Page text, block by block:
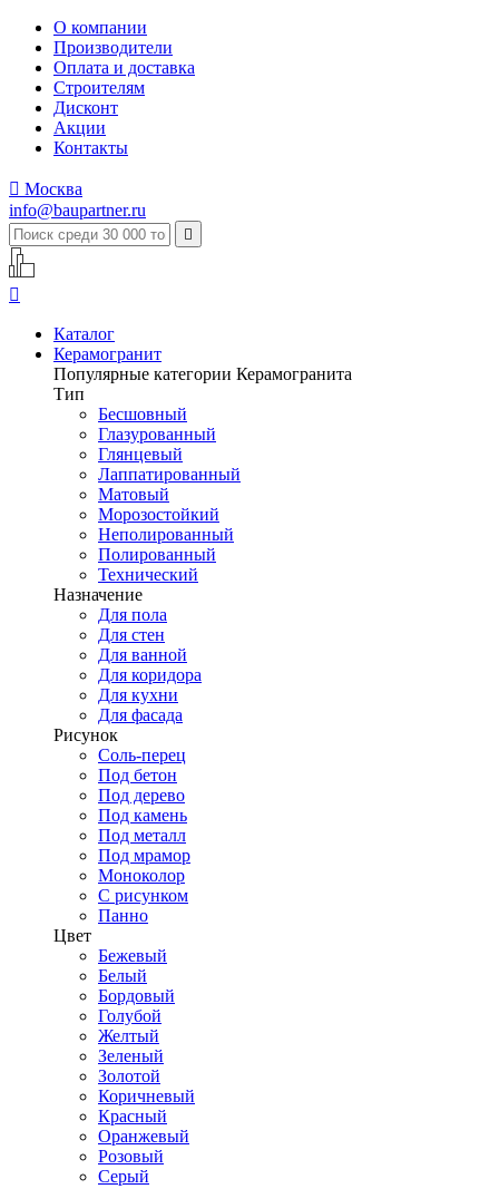
О компании
Производители
Оплата и доставка
Строителям
Дисконт
Акции
Контакты
 Москва
info@baupartner.ru


Каталог
Керамогранит
Популярные категории Керамогранита
Тип
Бесшовный
Глазурованный
Глянцевый
Лаппатированный
Матовый
Морозостойкий
Неполированный
Полированный
Технический
Назначение
Для пола
Для стен
Для ванной
Для коридора
Для кухни
Для фасада
Рисунок
Соль-перец
Под бетон
Под дерево
Под камень
Под металл
Под мрамор
Моноколор
С рисунком
Панно
Цвет
Бежевый
Белый
Бордовый
Голубой
Желтый
Зеленый
Золотой
Коричневый
Красный
Оранжевый
Розовый
Серый